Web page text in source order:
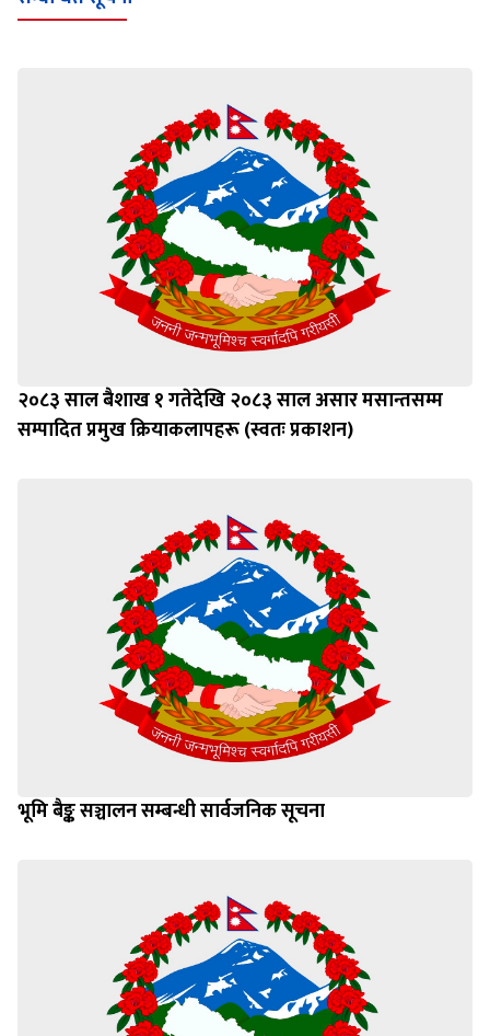
२०८३ साल बैशाख १ गतेदेखि २०८३ साल असार मसान्तसम्म
सम्पादित प्रमुख क्रियाकलापहरू (स्वतः प्रकाशन)
भूमि बैङ्क सञ्चालन सम्बन्धी सार्वजनिक सूचना